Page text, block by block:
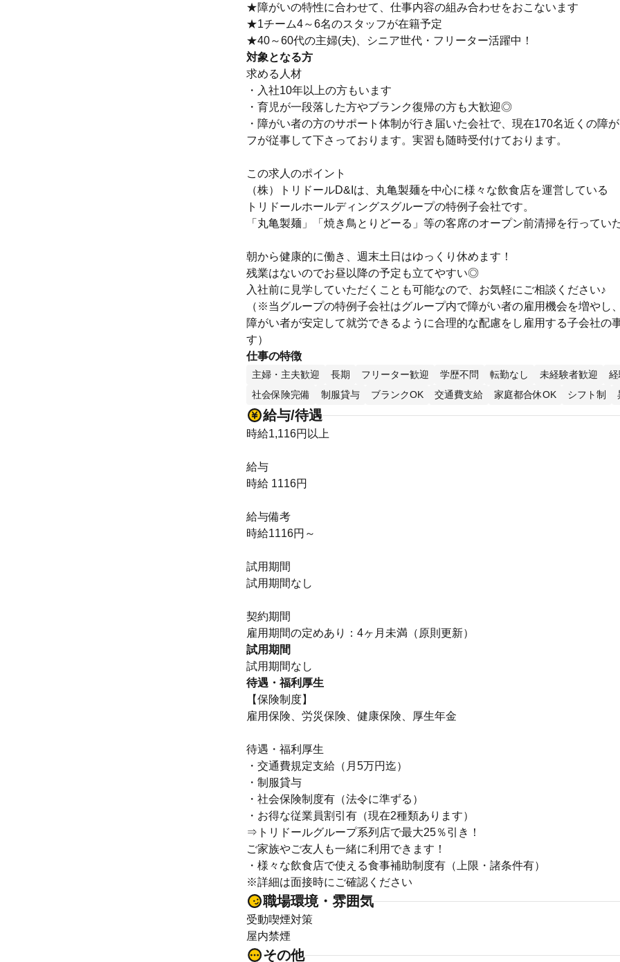
★障がいの特性に合わせて、仕事内容の組み合わせをおこないます
★1チーム4～6名のスタッフが在籍予定
★40～60代の主婦(夫)、シニア世代・フリーター活躍中！
対象となる方
求める人材
・入社10年以上の方もいます
・育児が一段落した方やブランク復帰の方も大歓迎◎
・障がい者の方のサポート体制が行き届いた会社で、現在170名近くの障
フが従事して下さっております。実習も随時受付けております。
この求人のポイント
（株）トリドールD&Iは、丸亀製麺を中心に様々な飲食店を運営している
トリドールホールディングスグループの特例子会社です。
「丸亀製麺」「焼き鳥とりどーる」等の客席のオープン前清掃を行ってい
朝から健康的に働き、週末土日はゆっくり休めます！
残業はないのでお昼以降の予定も立てやすい◎
入社前に見学していただくことも可能なので、お気軽にご相談ください♪
（※当グループの特例子会社はグループ内で障がい者の雇用機会を増やし、
障がい者が安定して就労できるように合理的な配慮をし雇用する子会社の
す）
仕事の特徴
主婦・主夫歓迎 長期 フリーター歓迎 学歴不問 転勤なし 未経験者歓迎
社会保険完備
制服貸与 ブランクOK 交通費支給 家庭都合休OK シフト制
給与/待遇
時給1,116円以上
給与
時給 1116円
給与備考
時給1116円～
試用期間
試用期間なし
契約期間
雇用期間の定めあり：4ヶ月未満（原則更新）
試用期間
試用期間なし
待遇・福利厚生
【保険制度】
雇用保険、労災保険、健康保険、厚生年金
待遇・福利厚生
・交通費規定支給（月5万円迄）
・制服貸与
・社会保険制度有（法令に準ずる）
・お得な従業員割引有（現在2種類あります）
⇒トリドールグループ系列店で最大25％引き！
ご家族やご友人も一緒に利用できます！
・様々な飲食店で使える食事補助制度有（上限・諸条件有）
※詳細は面接時にご確認ください
職場環境・雰囲気
受動喫煙対策
屋内禁煙
その他